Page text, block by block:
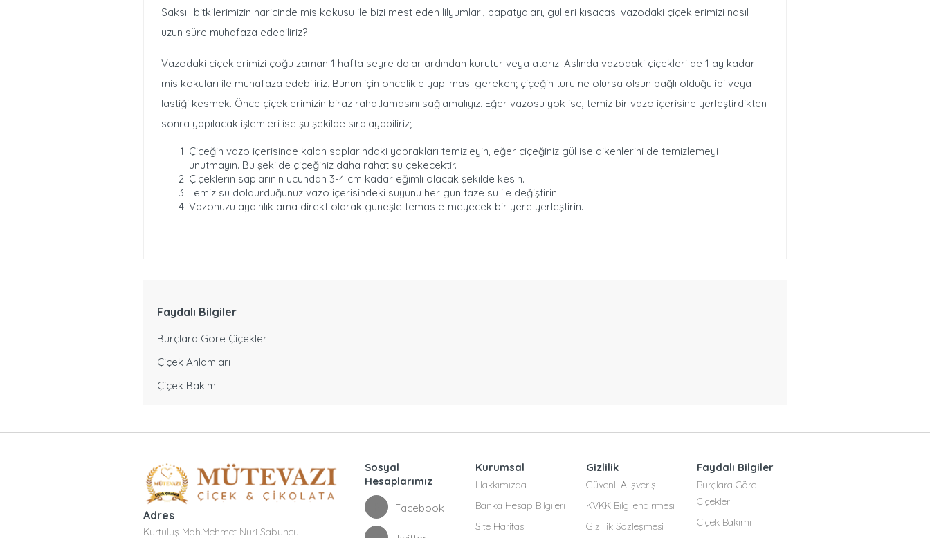
Faydalı Bilgiler
Burçlara Göre Çiçekler
Çiçek Anlamları
Çiçek Bakımı
Saksılı bitkilerimizin haricinde mis kokusu ile bizi mest eden lilyumları, papatyaları, gülleri kısacası vazodaki çiçeklerimizi nasıl
uzun süre muhafaza edebiliriz?
Vazodaki çiçeklerimizi çoğu zaman 1 hafta seyre dalar ardından kurutur veya atarız. Aslında vazodaki çiçekleri de 1 ay kadar
mis kokuları ile muhafaza edebiliriz. Bunun için öncelikle yapılması gereken; çiçeğin türü ne olursa olsun bağlı olduğu ipi veya
lastiği kesmek. Önce çiçeklerimizin biraz rahatlamasını sağlamalıyız. Eğer vazosu yok ise, temiz bir vazo içerisine yerleştirdikten
sonra yapılacak işlemleri ise şu şekilde sıralayabiliriz;
Çiçeğin vazo içerisinde kalan saplarındaki yaprakları temizleyin, eğer çiçeğiniz gül ise dikenlerini de temizlemeyi
unutmayın. Bu şekilde çiçeğiniz daha rahat su çekecektir.
Çiçeklerin saplarının ucundan 3-4 cm kadar eğimli olacak şekilde kesin.
Temiz su doldurduğunuz vazo içerisindeki suyunu her gün taze su ile değiştirin.
Vazonuzu aydınlık ama direkt olarak güneşle temas etmeyecek bir yere yerleştirin.
Adres
Kurtuluş Mah.Mehmet Nuri Sabuncu
Sosyal
Hesaplarımız
Facebook
Kurumsal
Hakkımızda
Banka Hesap Bilgileri
Site Haritası
Gizlilik
Güvenli Alışveriş
KVKK Bilgilendirmesi
Gizlilik Sözleşmesi
Faydalı Bilgiler
Burçlara Göre
Çiçekler
Çiçek Bakımı